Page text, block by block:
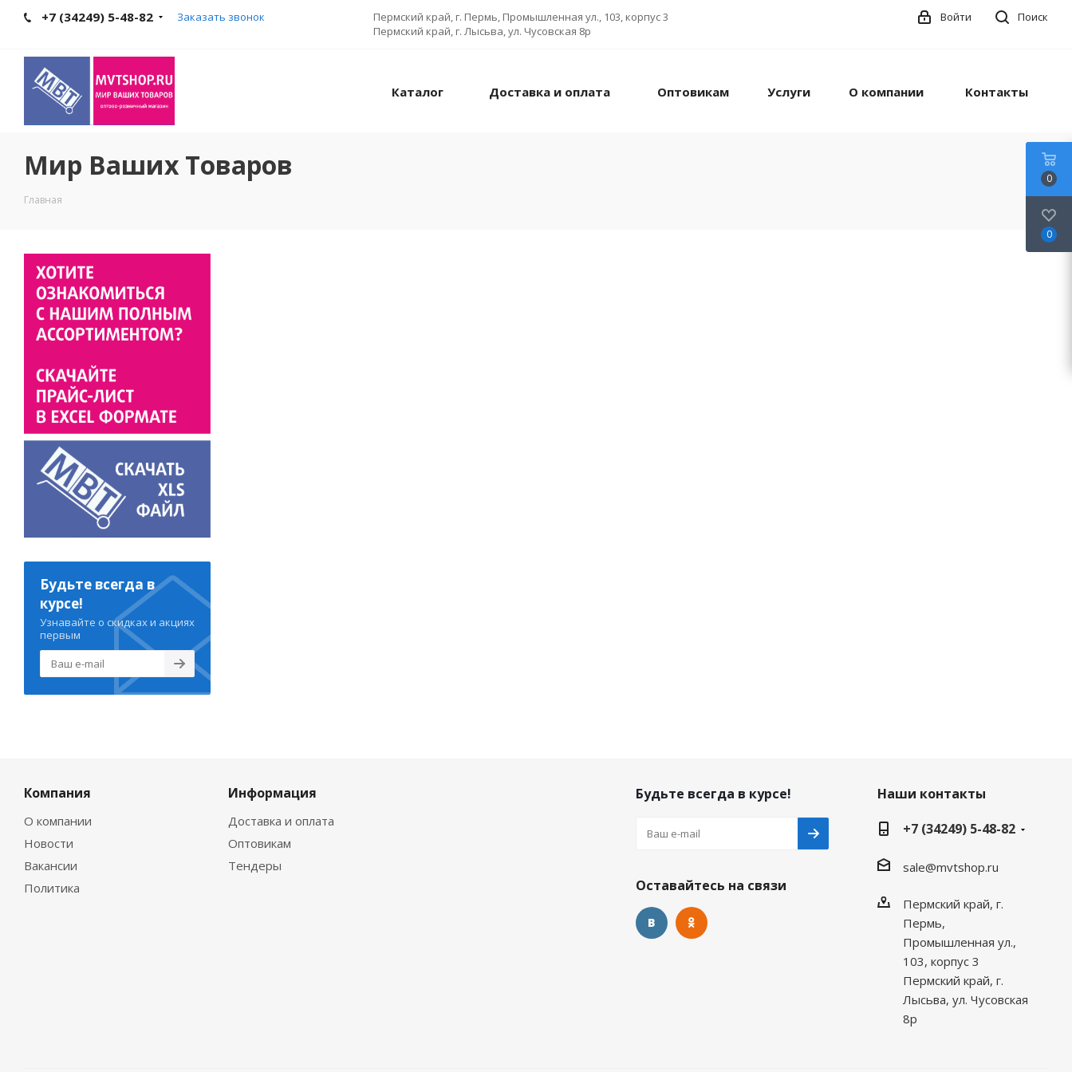
+7 (34249) 5-48-82 Заказать звонок
Пермский край, г. Пермь, Промышленная ул., 103, корпус 3
Пермский край, г. Лысьва, ул. Чусовская 8р
Поиск
Войти
Каталог Доставка и оплата Оптовикам Услуги О компании Контакты
Мир Ваших Товаров
Главная
Будьте всегда в
курсе!
Узнавайте о скидках и акциях
первым
Компания
О компании
Новости
Вакансии
Политика
Информация
Доставка и оплата
Оптовикам
Тендеры
Будьте всегда в курсе!
Оставайтесь на связи
Наши контакты
+7 (34249) 5-48-82
sale@mvtshop.ru
Пермский край, г.
Пермь,
Промышленная ул.,
103, корпус 3
Пермский край, г.
Лысьва, ул. Чусовская
8р
0
0